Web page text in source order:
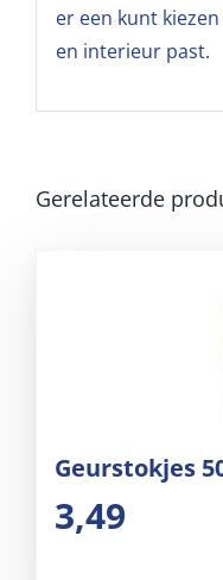
er een kunt
en interieur past.
Gerelateerde
Geurstokjes
3,49